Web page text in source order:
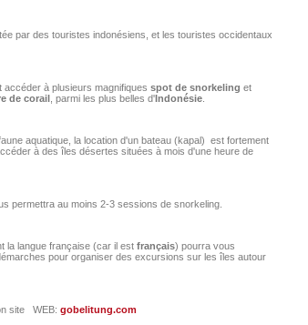
par des touristes indonésiens, et les touristes occidentaux
accéder à plusieurs magnifiques spot de snorkeling et
de corail , parmi les plus belles d'Indonésie.
aquatique, la location d'un bateau (kapal) est fortement
à des îles désertes situées à mois d'une heure de
permettra au moins 2-3 sessions de snorkeling.
la langue française (car il est français) pourra vous
pour organiser des excursions sur les îles autour
site WEB: gobelitung.com